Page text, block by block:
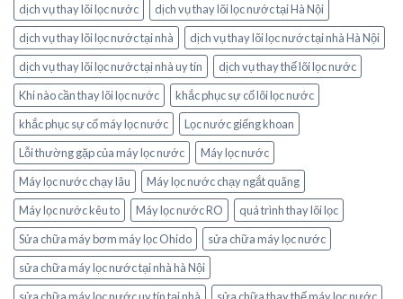
dịch vụ thay lõi lọc nước
dịch vụ thay lõi lọc nước tại Hà Nội
dịch vụ thay lõi lọc nước tại nhà
dịch vụ thay lõi lọc nước tại nhà Hà Nội
dịch vụ thay lõi lọc nước tại nhà uy tín
dịch vụ thay thế lõi lọc nước
Khi nào cần thay lõi lọc nước
khắc phục sự cố lõi lọc nước
khắc phục sự cố máy lọc nước
Lọc nước giếng khoan
Lỗi thường gặp của máy lọc nước
Máy lọc nước
Máy lọc nước chạy lâu
Máy lọc nước chạy ngắt quãng
Máy lọc nước kêu to
Máy lọc nước RO
quá trình thay lõi lọc
Sửa chữa máy bơm máy lọc Ohido
sửa chữa máy lọc nước
sửa chữa máy lọc nước tại nhà hà Nội